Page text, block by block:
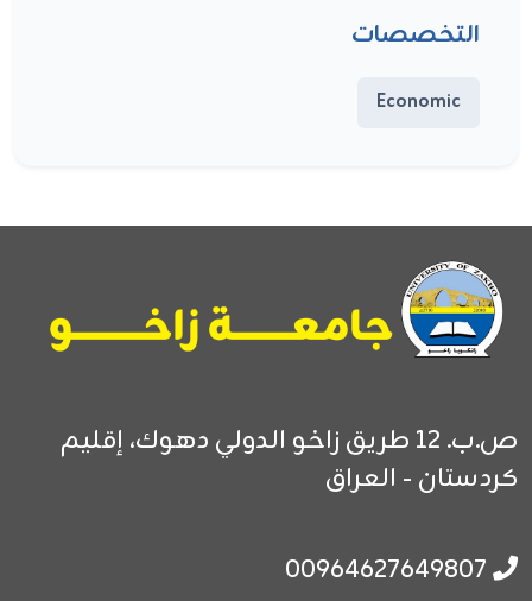
التخصصات
Economic
ص.ب. 12 طريق زاخو الدولي دهوك، إقليم
كردستان - العراق
00964627649807